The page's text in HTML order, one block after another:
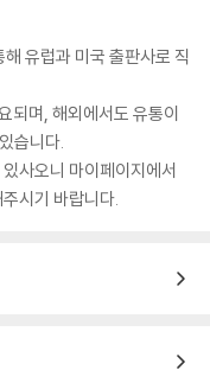
유럽과 미국 출판사로 직
되며, 해외에서도 유통이
습니다.
사오니 마이페이지에서
시기 바랍니다.